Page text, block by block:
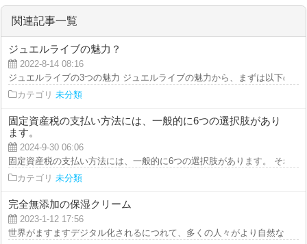
関連記事一覧
ジュエルライブの魅力？
2022-8-14 08:16
ジュエルライブの3つの魅力 ジュエルライブの魅力から、まずは以下の3
カテゴリ 未分類
固定資産税の支払い方法には、一般的に6つの選択肢があり
ます。
2024-9-30 06:06
固定資産税の支払い方法には、一般的に6つの選択肢があります。 それぞ
カテゴリ 未分類
完全無添加の保湿クリーム
2023-1-12 17:56
世界がますますデジタル化されるにつれて、多くの人々がより自然な生活